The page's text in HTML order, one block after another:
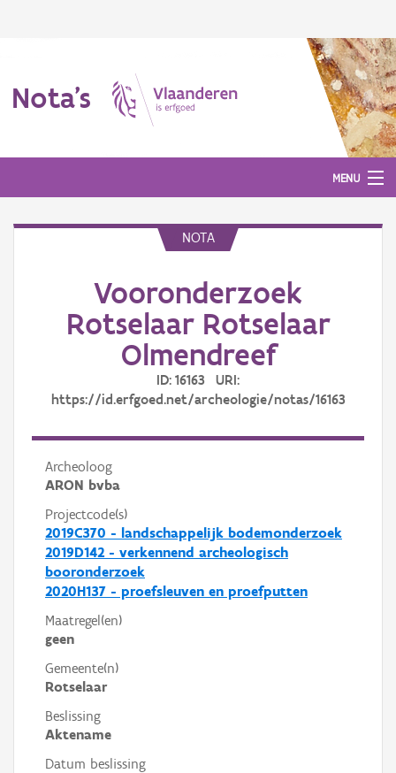
Nota's
MENU
NOTA
Vooronderzoek
Rotselaar Rotselaar
Olmendreef
ID: 16163 URI:
https://id.erfgoed.net/archeologie/notas/16163
Archeoloog
ARON bvba
Projectcode(s)
2019C370 - landschappelijk bodemonderzoek
2019D142 - verkennend archeologisch
booronderzoek
2020H137 - proefsleuven en proefputten
Maatregel(en)
geen
Gemeente(n)
Rotselaar
Beslissing
Aktename
Datum beslissing